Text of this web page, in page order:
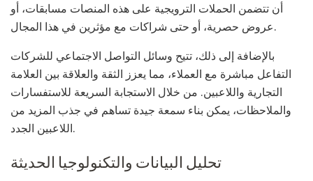
أن تتضمن الحملات الترويجية على هذه المنصات مسابقات، أو
عروض حصرية، أو حتى شراكات مع مؤثرين في هذا المجال.
بالإضافة إلى ذلك، تتيح وسائل التواصل الاجتماعي للشركات
التفاعل مباشرة مع العملاء، مما يعزز الثقة والعلاقة بين العلامة
التجارية واللاعبين. من خلال الاستجابة السريعة للاستفسارات
والملاحظات، يمكن بناء سمعة جيدة تساهم في جذب المزيد من
اللاعبين الجدد.
تحليل البيانات والتكنولوجيا الحديثة